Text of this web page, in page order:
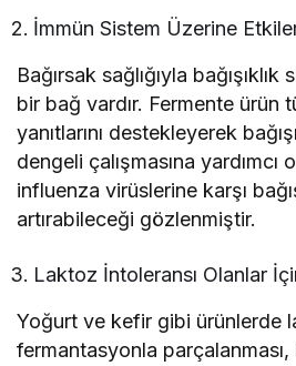
İmmün Sistem Üzerine
Bağırsak sağlığıyla bağışıklık
bir bağ vardır. Fermente ürün
yanıtlarını destekleyerek
dengeli çalışmasına yardımcı
influenza virüslerine karşı
artırabileceği gözlenmiştir.
Laktoz İntoleransı Olanlar
Yoğurt ve kefir gibi ürünlerde
fermantasyonla